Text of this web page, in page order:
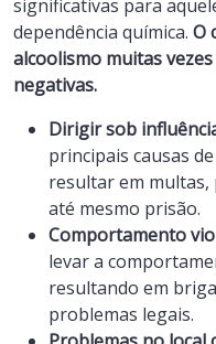
significativas para
dependência química. O
alcoolismo muitas
negativas.
Dirigir sob
principais causas
resultar em
até mesmo prisão.
Comportamento
levar a
resultando em
problemas legais.